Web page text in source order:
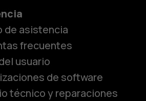
de asistencia
frecuentes
usuario
de software
técnico y reparaciones